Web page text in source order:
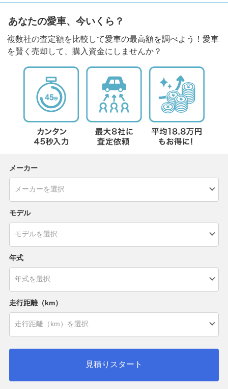
あなたの愛車、今いくら？
複数社の査定額を比較して愛車の最高額を調べよう！愛車
を賢く売却して、購入資金にしませんか？
メーカー
モデル
年式
走行距離（km）
見積りスタート